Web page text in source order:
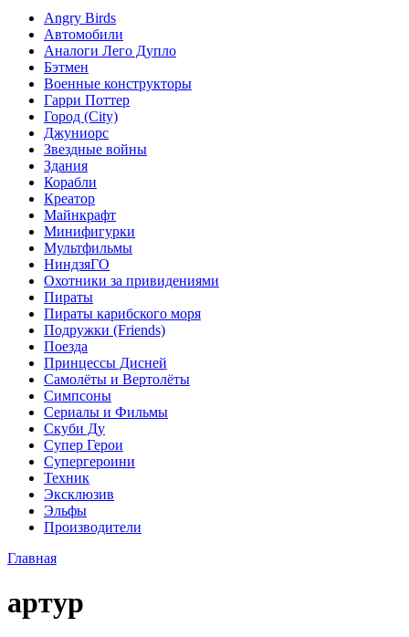
Angry Birds
Автомобили
Аналоги Лего Дупло
Бэтмен
Военные конструкторы
Гарри Поттер
Город (City)
Джуниорс
Звездные войны
Здания
Корабли
Креатор
Майнкрафт
Минифигурки
Мультфильмы
НиндзяГО
Охотники за привидениями
Пираты
Пираты карибского моря
Подружки (Friends)
Поезда
Принцессы Дисней
Самолёты и Вертолёты
Симпсоны
Сериалы и Фильмы
Скуби Ду
Супер Герои
Супергероини
Техник
Эксклюзив
Эльфы
Производители
Главная
артур